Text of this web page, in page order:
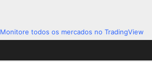
Monitore todos os mercados no TradingView